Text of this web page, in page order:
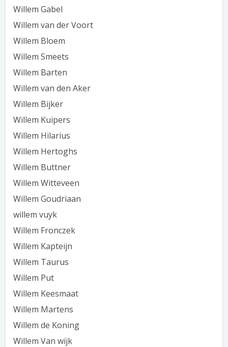
Willem Gabel
Willem van der Voort
Willem Bloem
Willem Smeets
Willem Barten
Willem van den Aker
Willem Bijker
Willem Kuipers
Willem Hilarius
Willem Hertoghs
Willem Buttner
Willem Witteveen
Willem Goudriaan
willem vuyk
Willem Fronczek
Willem Kapteijn
Willem Taurus
Willem Put
Willem Keesmaat
Willem Martens
Willem de Koning
Willem Van wijk